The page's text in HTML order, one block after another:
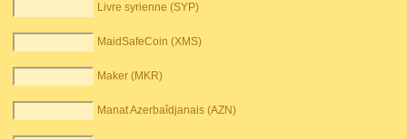
Livre syrienne (SYP)
MaidSafeCoin (XMS)
Maker (MKR)
Manat Azerbaîdjanais (AZN)